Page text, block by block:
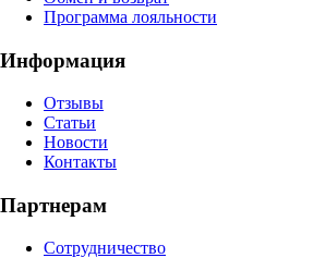
Программа лояльности
Информация
Отзывы
Статьи
Новости
Контакты
Партнерам
Сотрудничество